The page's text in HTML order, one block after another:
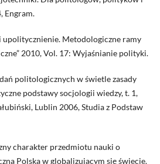
Engram.
upolitycznienie. Metodologiczne ramy
2010, Vol. 17: Wyjaśnianie polityki.
politologicznych w świetle zasady
podstawy socjologii wiedzy, t. 1,
Lublin 2006, Studia z Podstaw
charakter przedmiotu nauki o
Polska w globalizującym się świecie.